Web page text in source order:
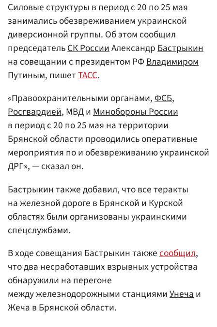
Силовые структуры в период с 20 по 25 мая
занимались обезвреживанием украинской
диверсионной группы. Об этом сообщил
председательСК РоссииАлександрБастрыкин
на совещании с президентом РФВладимиром
Путиным, пишетТАСС.
«Правоохранительными органами,ФСБ,
Росгвардией, МВД иМинобороны России
в период с 20 по 25 мая на территории
Брянской области проводились оперативные
мероприятия по и обезвреживанию украинской
ДРГ», — сказал он.
Бастрыкин также добавил, что все теракты
на железной дороге в Брянской и Курской
областях были организованы украинскими
спецслужбами.
В ходе совещания Бастрыкин такжесообщил,
что два несработавших взрывных устройства
обнаружили на перегоне
между железнодорожными станциямиУнечаи
Жеча в Брянской области.